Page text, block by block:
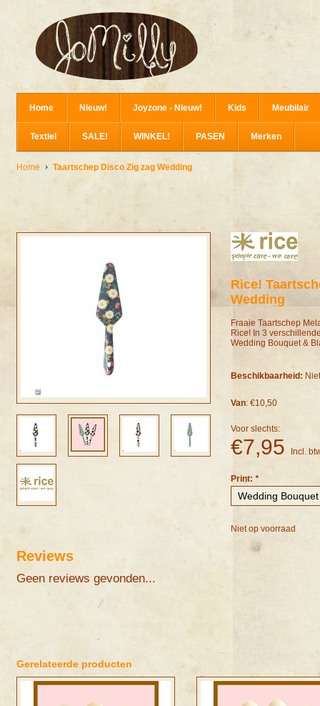
Home Nieuw! Joyzone - Nieuw! Kids Meubilair
Textiel SALE! WINKEL! PASEN Merken
Home Taartschep Disco Zig zag Wedding
Rice!
Wedding
Fraaie Taartschep
Rice! In 3
Wedding Bouquet &
Beschikbaarheid:
Van: €10,50
Voor slechts:
€7,95 Incl.
Print: *
Niet op voorraad
Reviews
Geen reviews gevonden...
Gerelateerde producten